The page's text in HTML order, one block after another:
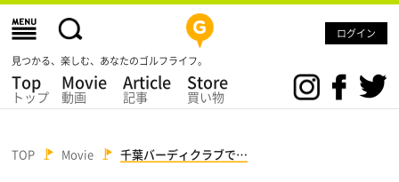
ログイン
見つかる、楽しむ、あなたのゴルフライフ。
Top
トップ
Movie
動画
Article
記事
Store
買い物
TOP Movie 千葉バーディクラブで…